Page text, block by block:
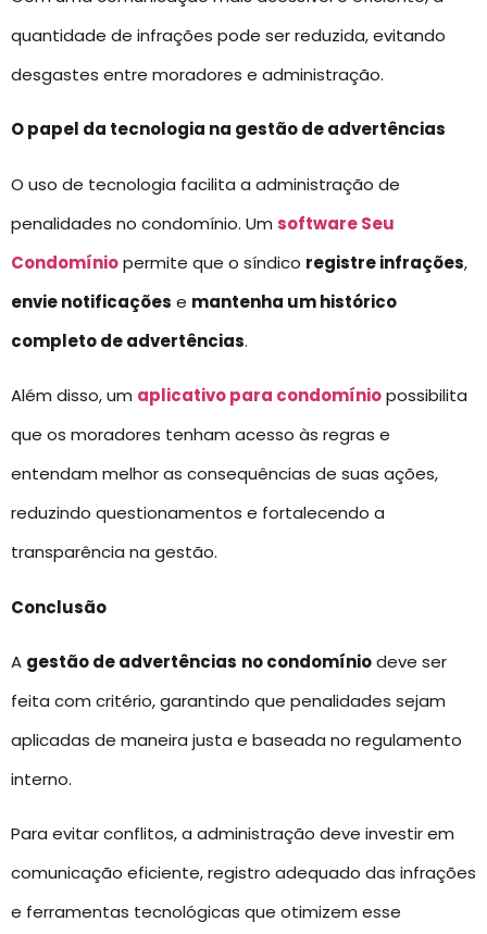
quantidade de infrações pode ser reduzida, evitando
desgastes entre moradores e administração.
O papel da tecnologia na gestão de advertências
O uso de tecnologia facilita a administração de
penalidades no condomínio. Um software Seu
Condomíniopermite que o síndico registre infrações,
envie notificações e mantenha um histórico
completo de advertências.
Além disso, um aplicativo para condomíniopossibilita
que os moradores tenham acesso às regras e
entendam melhor as consequências de suas ações,
reduzindo questionamentos e fortalecendo a
transparência na gestão.
Conclusão
A gestão de advertências no condomíniodeve ser
feita com critério, garantindo que penalidades sejam
aplicadas de maneira justa e baseada no regulamento
interno.
Para evitar conflitos, a administração deve investir em
comunicação eficiente, registro adequado das infrações
e ferramentas tecnológicas que otimizem esse